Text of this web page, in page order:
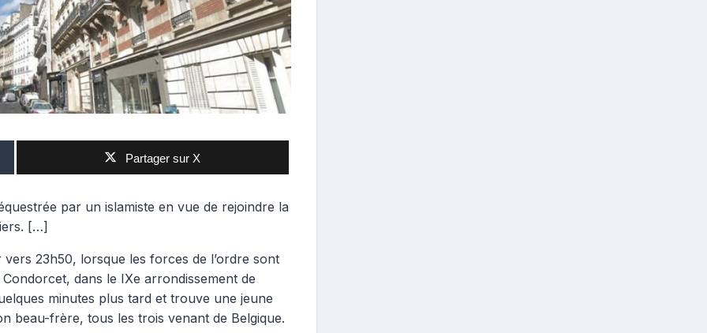
Partager sur X
par un islamiste en vue de rejoindre la
[…]
23h50, lorsque les forces de l’ordre sont
dans le IXe arrondissement de
minutes plus tard et trouve une jeune
beau-frère, tous les trois venant de Belgique.